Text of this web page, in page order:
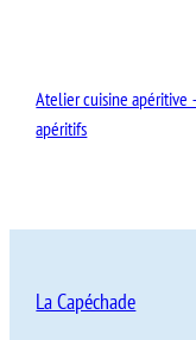
Atelier cuisine apéritive
apéritifs
La Capéchade